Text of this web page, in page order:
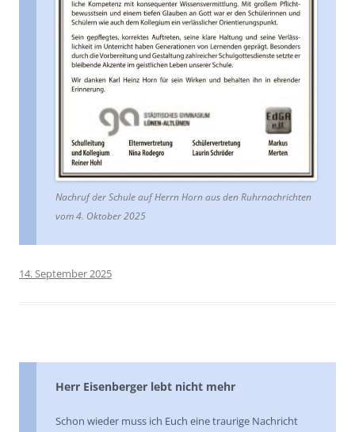
Nachruf der Schule auf Herrn Horn aus den Ruhrnachrichten
vom 4. Oktober 2025
14. September 2025
Herr Eisenberger lebt nicht mehr
Schon wieder muss ich Euch eine traurige Nachricht